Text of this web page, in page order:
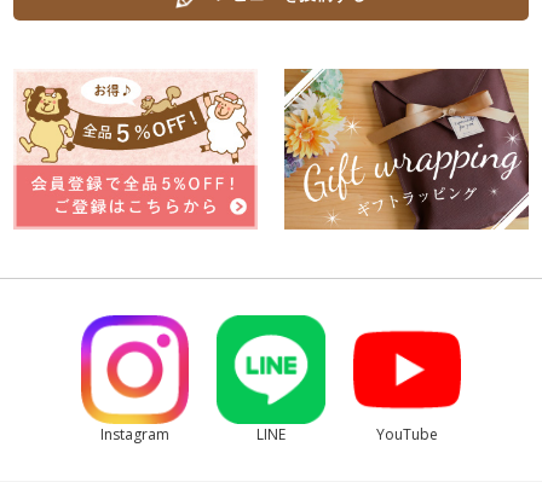
Instagram LINE YouTube